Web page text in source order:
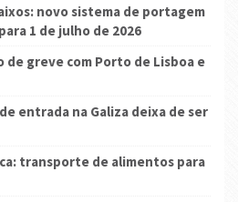
novo sistema de portagem
1 de julho de 2026
de greve com Porto de Lisboa e
entrada na Galiza deixa de ser
transporte de alimentos para